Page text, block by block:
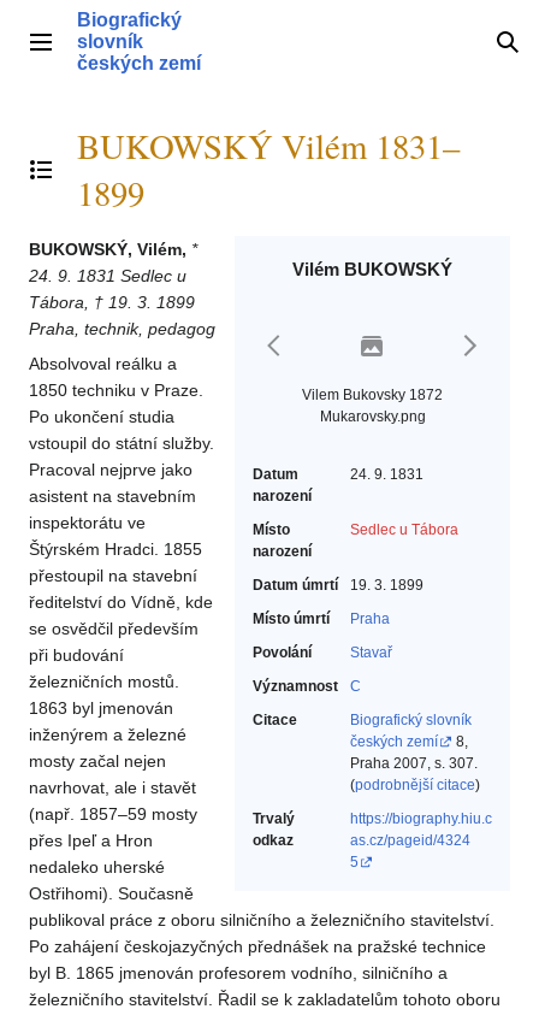
obsahHlavní menu
Biografický
slovník
českých zemí
Přepnout obsah
BUKOWSKÝ Vilém 1831–
1899
Vilém BUKOWSKÝ
Vilem Bukovsky 1872
Mukarovsky.png
Datum
narození
24. 9. 1831
Místo
narození
Sedlec u Tábora
Datum úmrtí
19. 3. 1899
Místo úmrtí
Praha
Povolání
Stavař‎
Významnost
C
Citace
Biografický slovník
českých zemí
8,
Praha 2007, s. 307.
(podrobnější citace)
Trvalý
odkaz
https://biography.hiu.c
as.cz/pageid/4324
5
BUKOWSKÝ, Vilém, *
24. 9. 1831 Sedlec u
Tábora, † 19. 3. 1899
Praha, technik, pedagog
Absolvoval reálku a
1850 techniku v Praze.
Po ukončení studia
vstoupil do státní služby.
Pracoval nejprve jako
asistent na stavebním
inspektorátu ve
Štýrském Hradci. 1855
přestoupil na stavební
ředitelství do Vídně, kde
se osvědčil především
při budování
železničních mostů.
1863 byl jmenován
inženýrem a železné
mosty začal nejen
navrhovat, ale i stavět
(např. 1857–59 mosty
přes Ipeľ a Hron
nedaleko uherské
Ostřihomi). Současně
publikoval práce z oboru silničního a železničního stavitelství.
Po zahájení českojazyčných přednášek na pražské technice
byl B. 1865 jmenován profesorem vodního, silničního a
železničního stavitelství. Řadil se k zakladatelům tohoto oboru